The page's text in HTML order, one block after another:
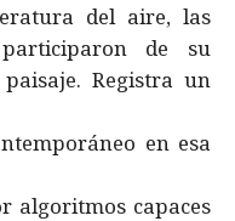
del aire, las
de su
Registra un
en esa
algoritmos capaces